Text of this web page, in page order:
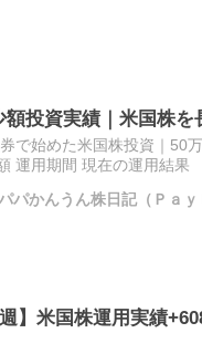
額投資実績｜米国株
で始めた米国株投資｜50
運用期間 現在の運用結果
パかんうん株日記（Ｐａｙ
週】米国株運用実績